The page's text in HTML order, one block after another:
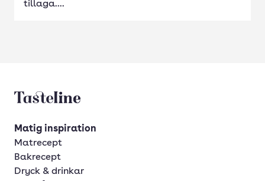
tillaga....
Tasteline startsida
Matig inspiration
Matrecept
Bakrecept
Dryck & drinkar